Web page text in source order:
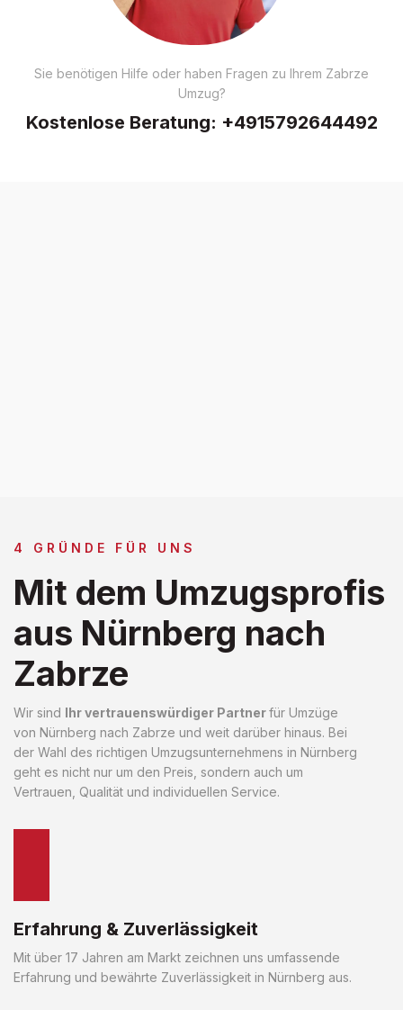
Sie benötigen Hilfe oder haben Fragen zu Ihrem Zabrze
Umzug?
Kostenlose Beratung: +4915792644492
4 GRÜNDE FÜR UNS
Mit dem Umzugsprofis
aus Nürnberg nach
Zabrze
Wir sind Ihr vertrauenswürdiger Partnerfür Umzüge
von Nürnberg nach Zabrze und weit darüber hinaus. Bei
der Wahl des richtigen Umzugsunternehmens in Nürnberg
geht es nicht nur um den Preis, sondern auch um
Vertrauen, Qualität und individuellen Service.
Erfahrung & Zuverlässigkeit
Mit über 17 Jahren am Markt zeichnen uns umfassende
Erfahrung und bewährte Zuverlässigkeit in Nürnberg aus.